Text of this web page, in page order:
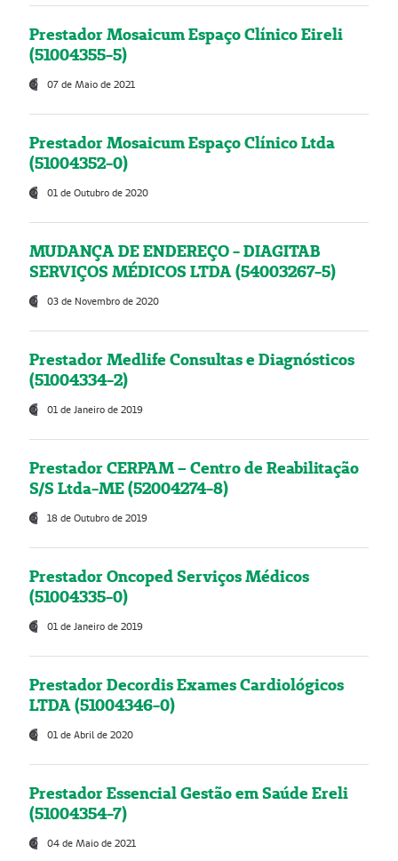
Prestador Mosaicum Espaço Clínico Eireli
(51004355-5)
07 de Maio de 2021
Prestador Mosaicum Espaço Clínico Ltda
(51004352-0)
01 de Outubro de 2020
MUDANÇA DE ENDEREÇO - DIAGITAB
SERVIÇOS MÉDICOS LTDA (54003267-5)
03 de Novembro de 2020
Prestador Medlife Consultas e Diagnósticos
(51004334-2)
01 de Janeiro de 2019
Prestador CERPAM – Centro de Reabilitação
S/S Ltda-ME (52004274-8)
18 de Outubro de 2019
Prestador Oncoped Serviços Médicos
(51004335-0)
01 de Janeiro de 2019
Prestador Decordis Exames Cardiológicos
LTDA (51004346-0)
01 de Abril de 2020
Prestador Essencial Gestão em Saúde Ereli
(51004354-7)
04 de Maio de 2021